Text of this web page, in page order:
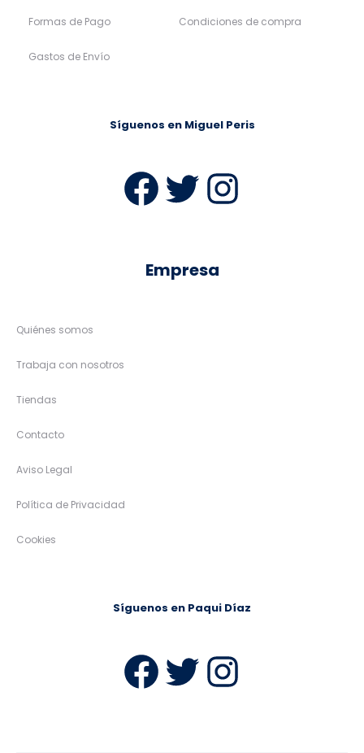
Formas de Pago
Gastos de Envío
Condiciones de compra
Síguenos en Miguel Peris
Facebook
Twitter
Empresa
Quiénes somos
Trabaja con nosotros
Tiendas
Contacto
Aviso Legal
Política de Privacidad
Cookies
Síguenos en Paqui Díaz
Facebook
Twitter